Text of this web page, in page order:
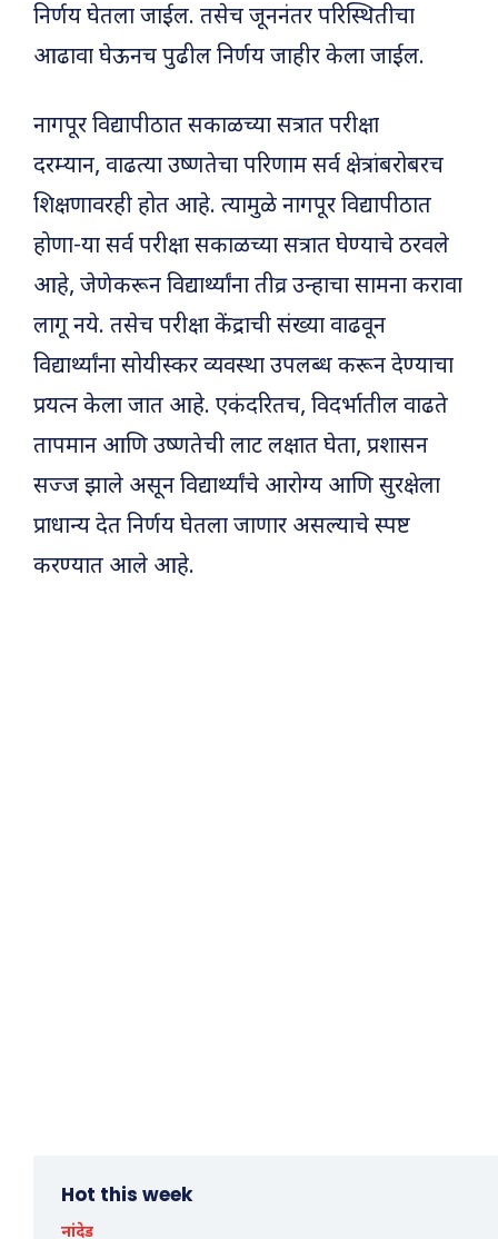
निर्णय घेतला जाईल. तसेच जूननंतर परिस्थितीचा
आढावा घेऊनच पुढील निर्णय जाहीर केला जाईल.
नागपूर विद्यापीठात सकाळच्या सत्रात परीक्षा
दरम्यान, वाढत्या उष्णतेचा परिणाम सर्व क्षेत्रांबरोबरच
शिक्षणावरही होत आहे. त्यामुळे नागपूर विद्यापीठात
होणा-या सर्व परीक्षा सकाळच्या सत्रात घेण्याचे ठरवले
आहे, जेणेकरून विद्यार्थ्यांना तीव्र उन्हाचा सामना करावा
लागू नये. तसेच परीक्षा केंद्राची संख्या वाढवून
विद्यार्थ्यांना सोयीस्कर व्यवस्था उपलब्ध करून देण्याचा
प्रयत्न केला जात आहे. एकंदरितच, विदर्भातील वाढते
तापमान आणि उष्णतेची लाट लक्षात घेता, प्रशासन
सज्ज झाले असून विद्यार्थ्यांचे आरोग्य आणि सुरक्षेला
प्राधान्य देत निर्णय घेतला जाणार असल्याचे स्पष्ट
करण्यात आले आहे.
Hot this week
नांदेड